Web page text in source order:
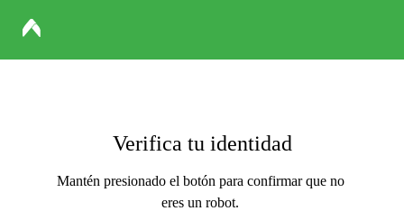
Verifica tu identidad
Mantén presionado el botón para confirmar que no
eres un robot.